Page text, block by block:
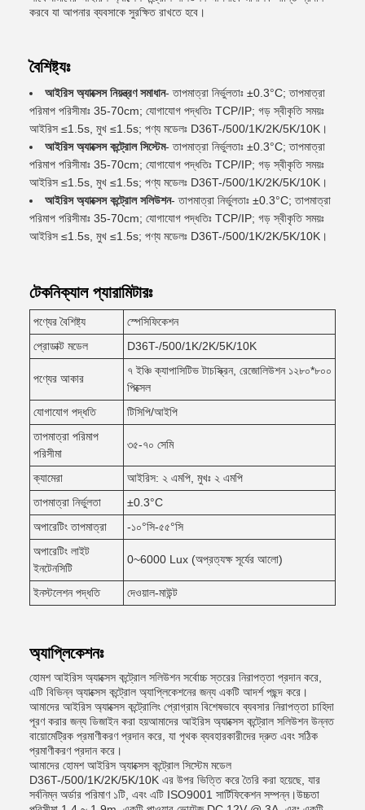
করবে যা আপনার ব্যবসাকে সুরক্ষিত রাখতে হবে।
বৈশিষ্ট্যঃ
আইরিস অ্যাক্সেস নিয়ন্ত্রণ সমাধান- তাপমাত্রা নির্ভুলতাঃ ±0.3°C; তাপমাত্রা
পরিমাপ পরিসীমাঃ 35-70cm; যোগাযোগ পদ্ধতিঃ TCP/IP; গড় স্বীকৃতি সময়ঃ
আইরিস ≤1.5s, মুখ ≤1.5s; পণ্য মডেলঃ D36T-/500/1K/2K/5K/10K।
আইরিস অ্যাক্সেস কন্ট্রোল সিস্টেম- তাপমাত্রা নির্ভুলতাঃ ±0.3°C; তাপমাত্রা
পরিমাপ পরিসীমাঃ 35-70cm; যোগাযোগ পদ্ধতিঃ TCP/IP; গড় স্বীকৃতি সময়ঃ
আইরিস ≤1.5s, মুখ ≤1.5s; পণ্য মডেলঃ D36T-/500/1K/2K/5K/10K।
আইরিস অ্যাক্সেস কন্ট্রোল সলিউশন- তাপমাত্রা নির্ভুলতাঃ ±0.3°C; তাপমাত্রা
পরিমাপ পরিসীমাঃ 35-70cm; যোগাযোগ পদ্ধতিঃ TCP/IP; গড় স্বীকৃতি সময়ঃ
আইরিস ≤1.5s, মুখ ≤1.5s; পণ্য মডেলঃ D36T-/500/1K/2K/5K/10K।
টেকনিক্যাল প্যারামিটারঃ
পণ্যের বৈশিষ্ট্য
স্পেসিফিকেশন
প্রোডাক্ট মডেল
D36T-/500/1K/2K/5K/10K
পণ্যের আকার
৭ ইঞ্চি ক্যাপাসিটিভ টাচস্ক্রিন, রেজোলিউশন ১২৮০*৮০০
পিক্সেল
যোগাযোগ পদ্ধতি
টিসিপি/আইপি
তাপমাত্রা পরিমাপ
পরিসীমা
৩৫-৭০ সেমি
ক্যামেরা
আইরিস: ২ এমপি, মুখঃ ২ এমপি
তাপমাত্রা নির্ভুলতা
±0.3°C
অপারেটিং তাপমাত্রা
-১০°সি-৫৫°সি
অপারেটিং লাইট
ইনটেনসিটি
0~6000 Lux (অপ্রত্যক্ষ সূর্যের আলো)
ইনস্টলেশন পদ্ধতি দেওয়াল-মাউন্ট
অ্যাপ্লিকেশনঃ
হোমশ আইরিস অ্যাক্সেস কন্ট্রোল সলিউশন সর্বোচ্চ স্তরের নিরাপত্তা প্রদান করে,
এটি বিভিন্ন অ্যাক্সেস কন্ট্রোল অ্যাপ্লিকেশনের জন্য একটি আদর্শ পছন্দ করে।
আমাদের আইরিস অ্যাক্সেস কন্ট্রোলিং প্রোগ্রাম বিশেষভাবে ব্যবসার নিরাপত্তা চাহিদা
পূরণ করার জন্য ডিজাইন করা হয়আমাদের আইরিস অ্যাক্সেস কন্ট্রোল সলিউশন উন্নত
বায়োমেট্রিক প্রমাণীকরণ প্রদান করে, যা পৃথক ব্যবহারকারীদের দ্রুত এবং সঠিক
প্রমাণীকরণ প্রদান করে।
আমাদের হোমশ আইরিস অ্যাক্সেস কন্ট্রোল সিস্টেম মডেল
D36T-/500/1K/2K/5K/10K এর উপর ভিত্তি করে তৈরি করা হয়েছে, যার
সর্বনিম্ন অর্ডার পরিমাণ ১টি, এবং এটি ISO9001 সার্টিফিকেশন সম্পন্ন।উচ্চতা